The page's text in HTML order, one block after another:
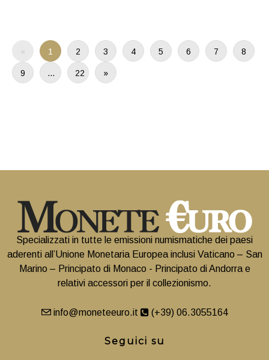
« 1 2 3 4 5 6 7 8
9 … 22 »
Specializzati in tutte le emissioni numismatiche dei paesi
aderenti all’Unione Monetaria Europea inclusi Vaticano – San
Marino – Principato di Monaco - Principato di Andorra e
relativi accessori per il collezionismo.
info@moneteeuro.it (+39) 06.3055164
Seguici su